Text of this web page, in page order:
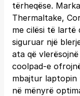
tërheqëse.
Thermaltake,
me cilësi të lartë
siguruar një
ata që
coolpad-e
mbajtur
në mënyrë